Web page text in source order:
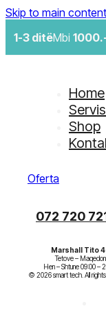
Skip to main content
1-3 ditëMbi
Home
Shop
Oferta
072 720
Marshall Tito
Tetove – Maqedoni
Hen – Shtune 09:00 –